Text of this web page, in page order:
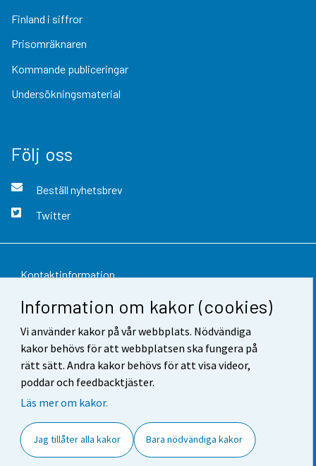
Information om kakor (cookies)
Vi använder kakor på vår webbplats. Nödvändiga
kakor behövs för att webbplatsen ska fungera på
rätt sätt. Andra kakor behövs för att visa videor,
poddar och feedbacktjäster.
Läs mer om kakor.
Jag tillåter alla kakor Bara nödvändiga kakor
Finland i siffror
Prisomräknaren
Kommande publiceringar
Undersökningsmaterial
Följ oss
Beställ nyhetsbrev
Twitter
Kontaktinformation
Respons
Användarvillkor
Dataskydd
Tillgänglighet
Cookie-inställningar